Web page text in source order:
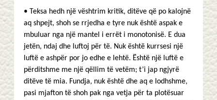
• Teksa hedh një vështrim kritik, ditëve që po kalojnë
aq shpejt, shoh se rrjedha e tyre nuk është aspak e
mbuluar nga një mantel i errët i monotonisë. E dua
jetën, ndaj dhe luftoj për të. Nuk është kurrsesi një
luftë e ashpër por jo edhe e lehtë. Është një luftë e
përditshme me një qëllim të vetëm; t’i jap ngjyrë
ditëve të mia. Fundja, nuk është dhe aq e lodhshme,
pasi mjafton të shoh pak nga vetja për ta plotësuar